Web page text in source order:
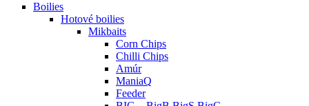
Boilies
Hotové boilies
Mikbaits
Corn Chips
Chilli Chips
Amúr
ManiaQ
Feeder